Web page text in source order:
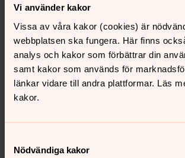
Vi använder kakor
Vissa av våra kakor (cookies) är
webbplatsen ska fungera. Här finns
analys och kakor som förbättrar din
samt kakor som används för
länkar vidare till andra plattformar. Läs
kakor.
Nödvändiga kakor
Inga händelser i dag.
Senast ändrad 31 mars 2026
Synpunkter eller frågor på
Dela